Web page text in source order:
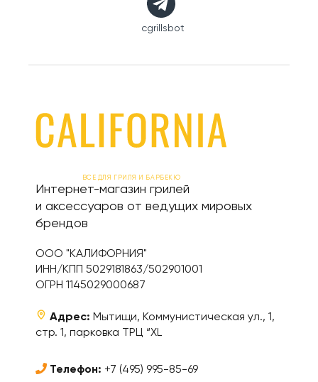
cgrillsbot
ВСЕ ДЛЯ ГРИЛЯ И БАРБЕКЮ
Интернет-магазин грилей
и аксессуаров от ведущих мировых
брендов
ООО "КАЛИФОРНИЯ"
ИНН/КПП 5029181863/502901001
ОГРН 1145029000687
Адрес: Мытищи, Коммунистическая ул., 1,
стр. 1, парковка ТРЦ “XL
Телефон: +7 (495) 995-85-69